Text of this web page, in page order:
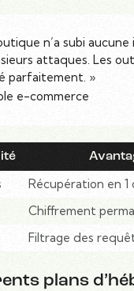
n’a subi
attaques. Les
parfaitement. »
e-commerce
Récupération en 1
Chiffrement
Filtrage des
plans